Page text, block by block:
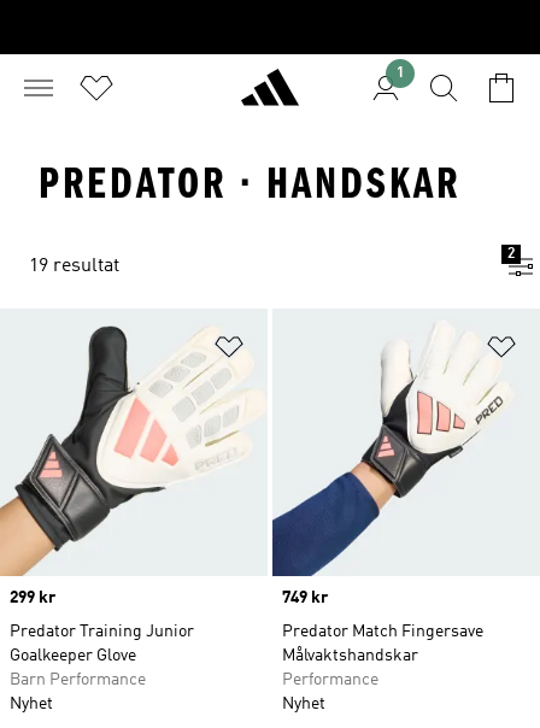
1
PREDATOR · HANDSKAR
19 resultat
2
Price
299 kr
Predator Training Junior
Goalkeeper Glove
Barn Performance
Nyhet
Price
749 kr
Predator Match Fingersave
Målvaktshandskar
Performance
Nyhet